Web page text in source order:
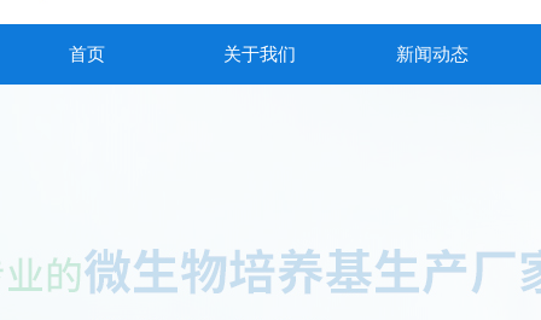
首页 关于我们 新闻动态